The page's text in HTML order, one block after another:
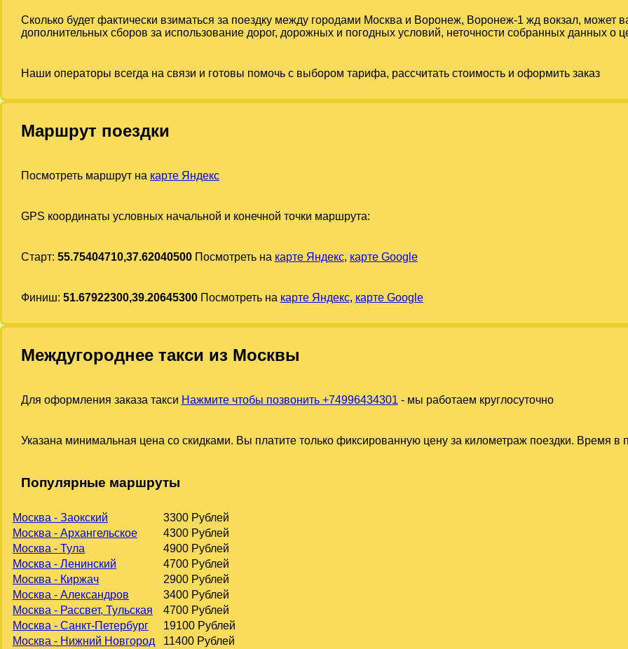
Сколько будет фактически взиматься за поездку между городами Москва и Воронеж, Воронеж-1 жд вокзал, может
дополнительных сборов за использование дорог, дорожных и погодных условий, неточности собранных данных о
Наши операторы всегда на связи и готовы помочь с выбором тарифа, рассчитать стоимость и оформить заказ
Маршрут поездки
Посмотреть маршрут на карте Яндекс
GPS координаты условных начальной и конечной точки маршрута:
Старт: 55.75404710,37.62040500Посмотреть на карте Яндекс, карте Google
Финиш: 51.67922300,39.20645300Посмотреть на карте Яндекс, карте Google
Междугороднее такси из Москвы
Для оформления заказа такси Нажмите чтобы позвонить +74996434301 - мы работаем круглосуточно
Указана минимальная цена со скидками. Вы платите только фиксированную цену за километраж поездки. Время в
Популярные маршруты
Москва - Заокский
3300 Рублей
Москва - Архангельское
4300 Рублей
Москва - Тула
4900 Рублей
Москва - Ленинский
4700 Рублей
Москва - Киржач
2900 Рублей
Москва - Александров
3400 Рублей
Москва - Рассвет, Тульская
4700 Рублей
Москва - Санкт-Петербург
19100 Рублей
Москва - Нижний Новгород
11400 Рублей